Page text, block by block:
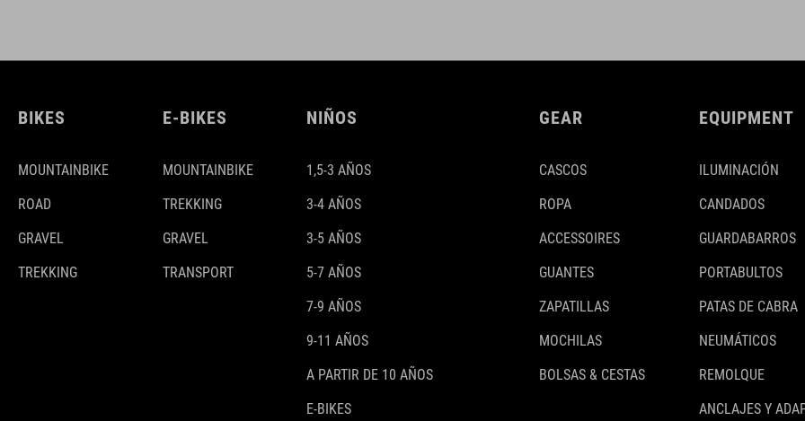
BIKES
MOUNTAINBIKE
ROAD
GRAVEL
TREKKING
E-BIKES
MOUNTAINBIKE
TREKKING
GRAVEL
TRANSPORT
NIÑOS
1,5-3 AÑOS
3-4 AÑOS
3-5 AÑOS
5-7 AÑOS
7-9 AÑOS
9-11 AÑOS
A PARTIR DE 10 AÑOS
E-BIKES
GEAR
CASCOS
ROPA
ACCESSOIRES
GUANTES
ZAPATILLAS
MOCHILAS
BOLSAS & CESTAS
EQUIPMENT
ILUMINACIÓN
CANDADOS
GUARDABARROS
PORTABULTOS
PATAS DE CABRA
NEUMÁTICOS
REMOLQUE
ANCLAJES Y